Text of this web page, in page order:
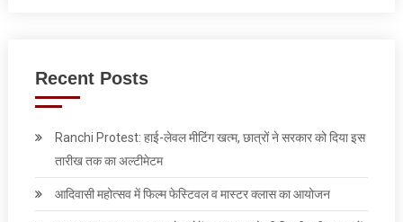
Recent Posts
Ranchi Protest: हाई-लेवल मीटिंग खत्म, छात्रों ने सरकार को दिया इस
तारीख तक का अल्टीमेटम
आदिवासी महोत्सव में फिल्म फेस्टिवल व मास्टर क्लास का आयोजन